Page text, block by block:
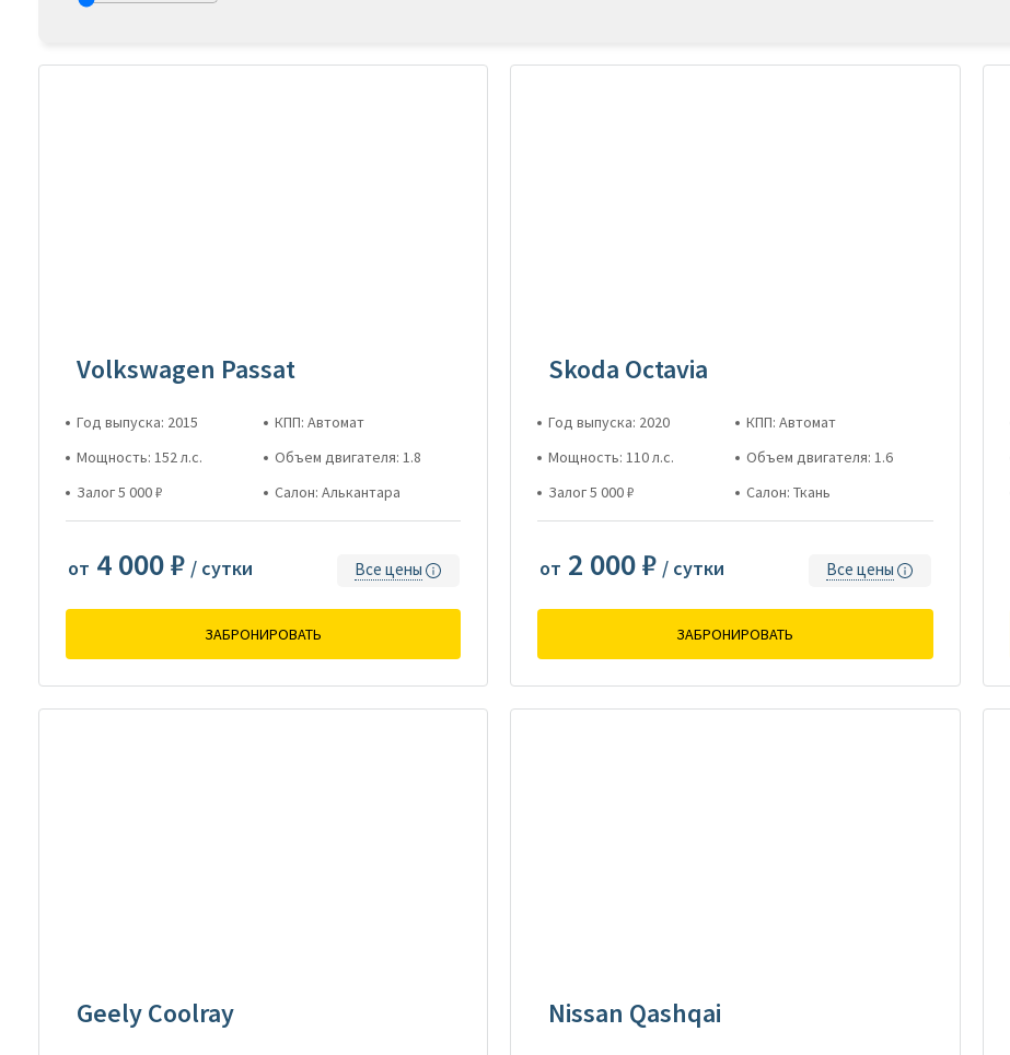
Volkswagen Passat
Год выпуска: 2015
КПП: Автомат
Мощность: 152 л.с.
Объем двигателя: 1.8
Залог 5 000 ₽
Салон: Алькантара
от 4 000 ₽ / сутки Все цены
ЗАБРОНИРОВАТЬ
Skoda Octavia
Год выпуска: 2020
КПП: Автомат
Мощность: 110 л.с.
Объем двигателя: 1.6
Залог 5 000 ₽
Салон: Ткань
от 2 000 ₽ / сутки Все цены
ЗАБРОНИРОВАТЬ
Geely Coolray Nissan Qashqai